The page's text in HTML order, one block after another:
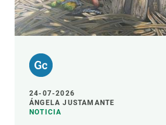
24-07-2026
ÁNGELA JUSTAMANTE
NOTICIA